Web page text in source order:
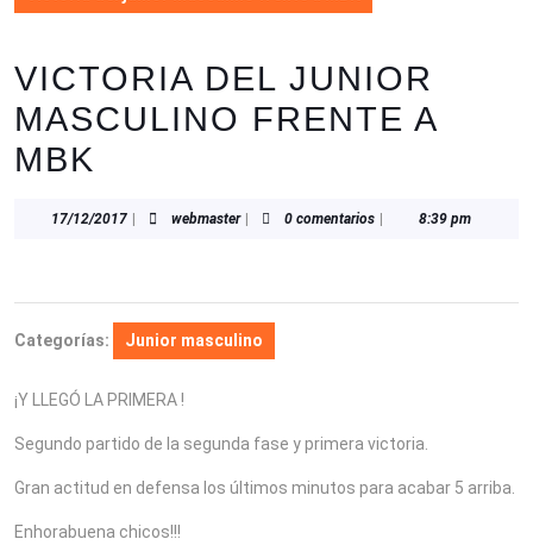
VICTORIA DEL JUNIOR
MASCULINO FRENTE A
MBK
17/12/201717/12/2017webmasterwebmaster0 comentarios 8:39 pm
Categorías: Junior masculino
¡Y LLEGÓ LA PRIMERA !
Segundo partido de la segunda fase y primera victoria.
Gran actitud en defensa los últimos minutos para acabar 5 arriba.
Enhorabuena chicos!!!